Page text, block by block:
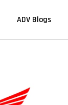
ADV Blogs